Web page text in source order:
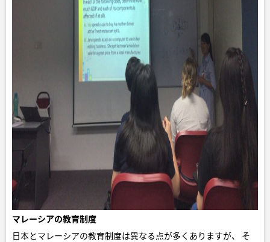
マレーシアの教育制度
日本とマレーシアの教育制度は異なる点が多くありますが、 そ